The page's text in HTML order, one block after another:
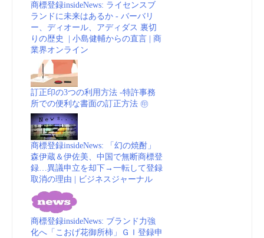
商標登録insideNews: ライセンスブ
ランドに未来はあるか - バーバリ
ー、ディオール、アディダス 裏切
りの歴史 | 小島健輔からの直言 | 商
業界オンライン
訂正印の3つの利用方法 -特許事務
所での便利な書面の訂正方法 ㊞
商標登録insideNews: 「幻の焼酎」
森伊蔵＆伊佐美、中国で無断商標登
録…異議申立を却下→一転して登録
取消の理由 | ビジネスジャーナル
商標登録insideNews: ブランド力強
化へ「こおげ花御所柿」ＧＩ登録申